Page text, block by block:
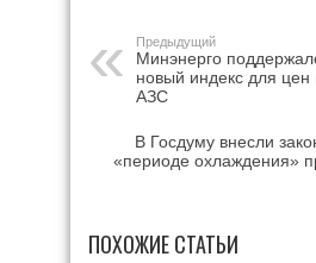
Предыдущий
Минэнерго
новый индекс для цен
АЗС
В Госдуму внесли
«периоде охлаждения»
ПОХОЖИЕ СТАТЬИ